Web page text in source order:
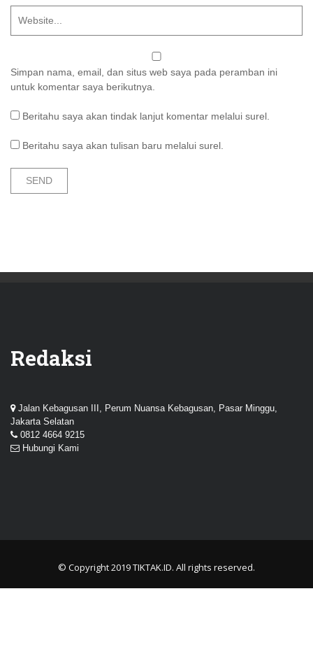
Simpan nama, email, dan situs web saya pada peramban ini
untuk komentar saya berikutnya.
Beritahu saya akan tindak lanjut komentar melalui surel.
Beritahu saya akan tulisan baru melalui surel.
Redaksi
Jalan Kebagusan III, Perum Nuansa Kebagusan, Pasar Minggu,
Jakarta Selatan
0812 4664 9215
Hubungi Kami
© Copyright 2019TIKTAK.ID. All rights reserved.